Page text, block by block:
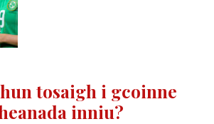
tosaigh i gcoinne
inniu?